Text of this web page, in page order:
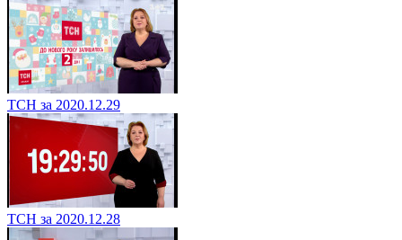
ТСН за 2020.12.29
ТСН за 2020.12.28